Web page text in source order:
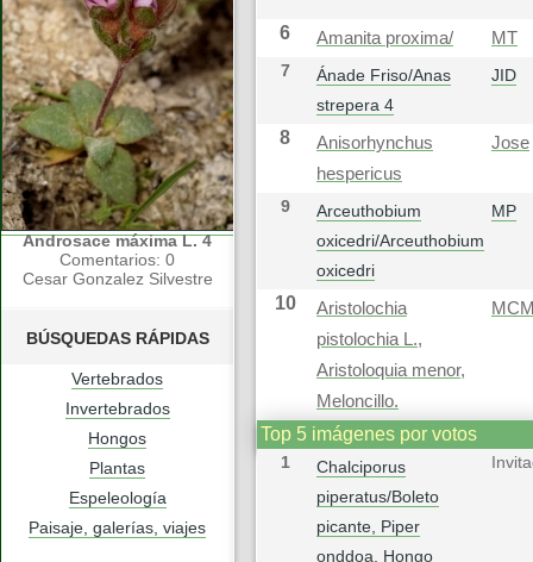
Androsace máxima L. 4
Comentarios: 0
Cesar Gonzalez Silvestre
BÚSQUEDAS RÁPIDAS
Vertebrados
Invertebrados
Hongos
Plantas
Espeleología
Paisaje, galerías, viajes
6 Amanita proxima/
MT
7
Ánade Friso/Anas
strepera 4
JID
8
Anisorhynchus
hespericus
Jose
9
Arceuthobium
oxicedri/Arceuthobium
oxicedri
MP
10
Aristolochia
pistolochia L.,
Aristoloquia menor,
Meloncillo.
Top 5 imágenes por votos
1
Chalciporus
piperatus/Boleto
picante, Piper
onddoa, Hongo